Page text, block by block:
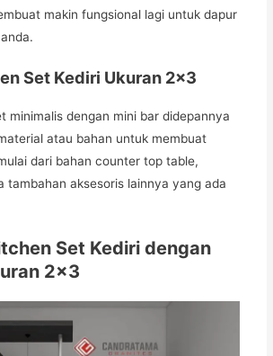
makin fungsional lagi untuk dapur
Set Kediri Ukuran 2×3
minimalis dengan mini bar didepannya
atau bahan untuk membuat
dari bahan counter top table,
tambahan aksesoris lainnya yang ada
Set Kediri dengan
2×3